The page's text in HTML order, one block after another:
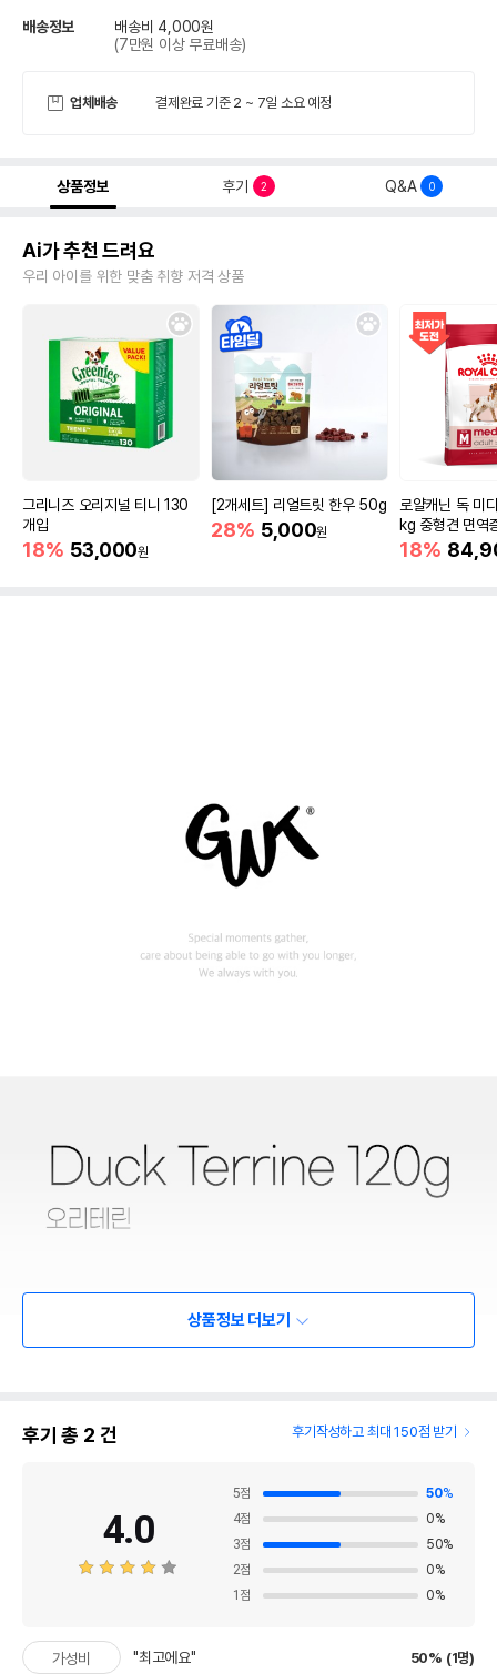
배송정보
배송비 4,000원
(7만원 이상 무료배송)
업체배송 결제완료 기준 2 ~ 7일 소요 예정
상품정보 후기 2 Q&A 0
Ai가 추천 드려요
우리 아이를 위한 맞춤 취향 저격 상품
그리니즈 오리지널 티니 130
개입
18% 53,000원
[2개세트] 리얼트릿 한우 50g
28% 5,000원
로얄캐닌 독 미
kg 중형견 면역
18%
상품정보 더보기
후기 총 2 건 후기작성하고 최대 150점 받기
4.0
5점 50%
4점 0%
3점 50%
2점 0%
1 점 0%
가성비 "최고에요" 50% (1명)